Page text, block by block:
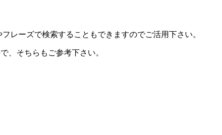
レーズで検索することもできますのでご活用下さい。
、そちらもご参考下さい。